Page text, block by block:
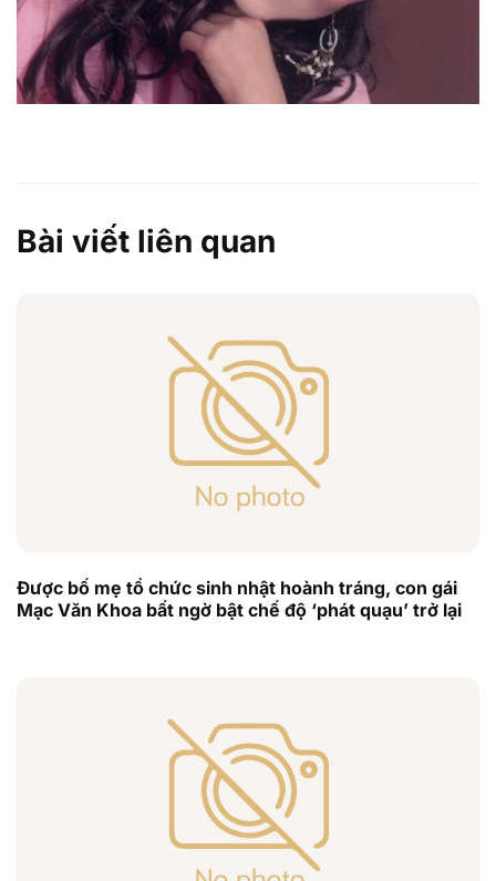
Bài viết liên quan
Được bố mẹ tổ chức sinh nhật hoành tráng, con gái
Mạc Văn Khoa bất ngờ bật chế độ ‘phát quạu’ trở lại